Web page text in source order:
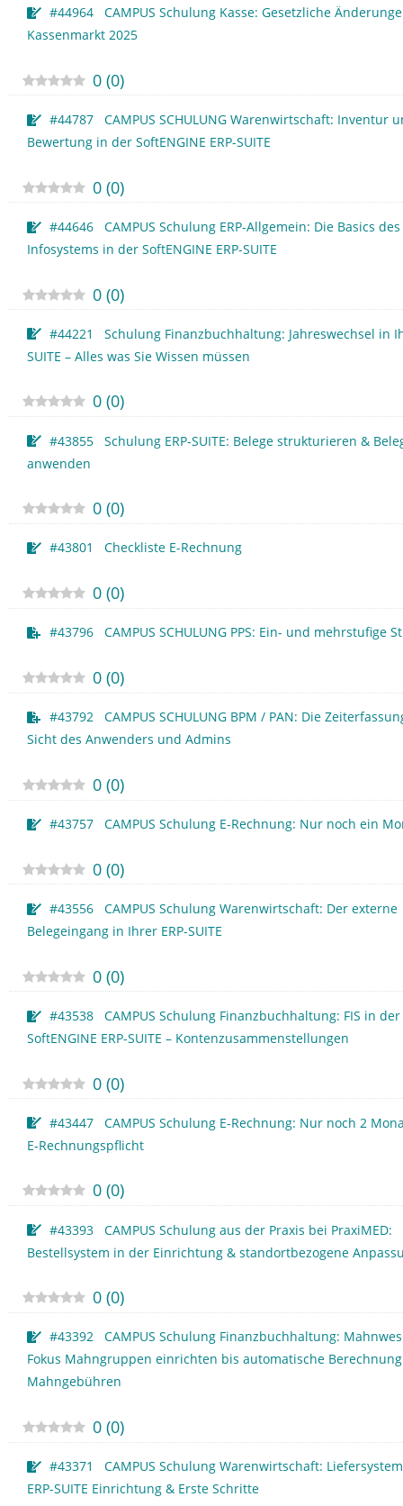
#44964 CAMPUS Schulung Kasse: Gesetzliche
Kassenmarkt 2025
0 (0)
#44787 CAMPUS SCHULUNG Warenwirtschaft: Inventur
Bewertung in der SoftENGINE ERP-SUITE
0 (0)
#44646 CAMPUS Schulung ERP-Allgemein: Die Basics des
Infosystems in der SoftENGINE ERP-SUITE
0 (0)
#44221 Schulung Finanzbuchhaltung: Jahreswechsel in
SUITE – Alles was Sie Wissen müssen
0 (0)
#43855 Schulung ERP-SUITE: Belege strukturieren &
anwenden
0 (0)
#43801 Checkliste E-Rechnung
0 (0)
#43796 CAMPUS SCHULUNG PPS: Ein- und mehrstufige
0 (0)
#43792 CAMPUS SCHULUNG BPM / PAN: Die
Sicht des Anwenders und Admins
0 (0)
#43757 CAMPUS Schulung E-Rechnung: Nur noch ein
0 (0)
#43556 CAMPUS Schulung Warenwirtschaft: Der externe
Belegeingang in Ihrer ERP-SUITE
0 (0)
#43538 CAMPUS Schulung Finanzbuchhaltung: FIS in der
SoftENGINE ERP-SUITE – Kontenzusammenstellungen
0 (0)
#43447 CAMPUS Schulung E-Rechnung: Nur noch 2
E-Rechnungspflicht
0 (0)
#43393 CAMPUS Schulung aus der Praxis bei PraxiMED:
Bestellsystem in der Einrichtung & standortbezogene
0 (0)
#43392 CAMPUS Schulung Finanzbuchhaltung:
Fokus Mahngruppen einrichten bis automatische
Mahngebühren
0 (0)
#43371 CAMPUS Schulung Warenwirtschaft:
ERP-SUITE Einrichtung & Erste Schritte